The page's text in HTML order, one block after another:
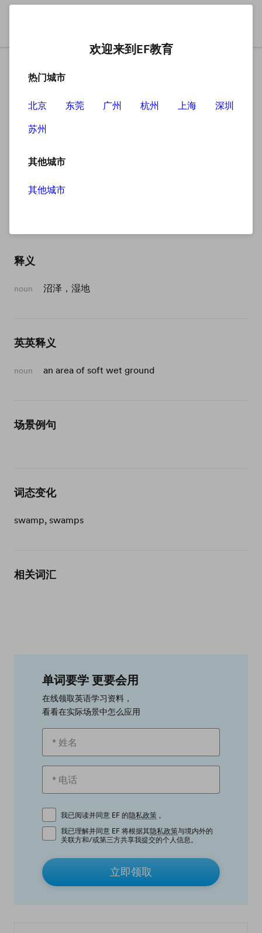
swamp
释义
noun 沼泽，湿地
英英释义
noun an area of soft wet ground
场景例句
词态变化
swamp, swamps
相关词汇
单词要学 更要会用
在线领取英语学习资料，
看看在实际场景中怎么应用
我已阅读并同意 EF 的隐私政策 。
我已理解并同意 EF 将根据其隐私政策与境内外的
关联方和/或第三方共享我提交的个人信息。
立即领取
欢迎来到EF教育
热门城市
北京 东莞 广州 杭州 上海
深圳
苏州
其他城市
其他城市